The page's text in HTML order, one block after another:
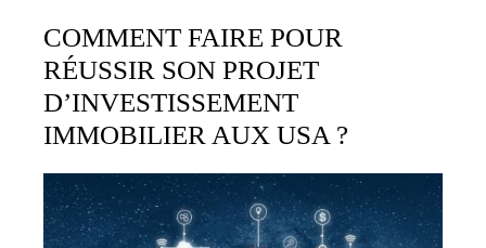
COMMENT FAIRE POUR
RÉUSSIR SON PROJET
D’INVESTISSEMENT
IMMOBILIER AUX USA ?